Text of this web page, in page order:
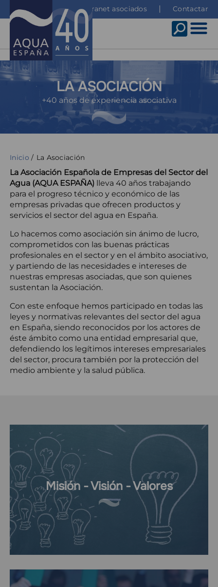
contenido
Top
menu
Intranet asociados Contactar
LA ASOCIACIÓN
+40 años de experiencia asociativa
Sobrescribir
enlaces
de
ayuda
a
la
navegación
Inicio La Asociación
La Asociación Española de Empresas del Sector del
Agua (AQUA ESPAÑA) lleva 40 años trabajando
para el progreso técnico y económico de las
empresas privadas que ofrecen productos y
servicios el sector del agua en España.
Lo hacemos como asociación sin ánimo de lucro,
comprometidos con las buenas prácticas
profesionales en el sector y en el ámbito asociativo,
y partiendo de las necesidades e intereses de
nuestras empresas asociadas, que son quienes
sustentan la Asociación.
Con este enfoque hemos participado en todas las
leyes y normativas relevantes del sector del agua
en España, siendo reconocidos por los actores de
éste ámbito como una entidad empresarial que,
defendiendo los legítimos intereses empresariales
del sector, procura también por la protección del
medio ambiente y la salud pública.
Misión - Visión - Valores